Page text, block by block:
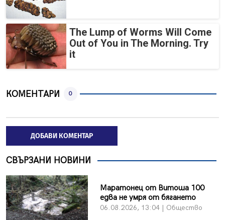
The Lump of Worms Will Come
Out of You in The Morning. Try
it
КОМЕНТАРИ 0
ДОБАВИ КОМЕНТАР
СВЪРЗАНИ НОВИНИ
Маратонец от Витоша 100
едва не умря от бягането
06.08.2026, 13:04 | Общество